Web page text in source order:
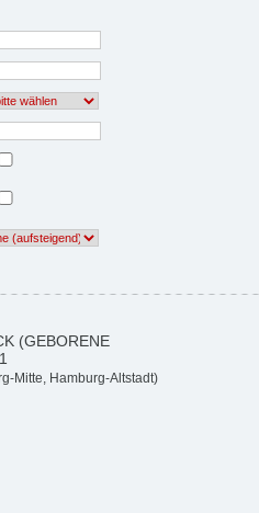
(GEBORENE
Mitte, Hamburg-Altstadt)